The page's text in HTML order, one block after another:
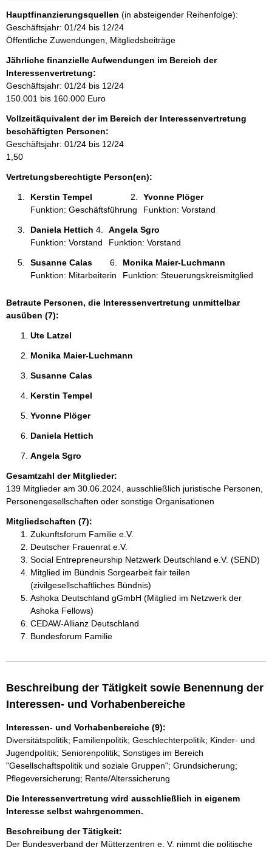
t
i
n
f
o
r
m
t
i
o
n
e
Hauptfinanzierungsquellen (in absteigender Reihenfolge):
Geschäftsjahr: 01/24 bis 12/24
Öffentliche Zuwendungen, Mitgliedsbeiträge
Jährliche finanzielle Aufwendungen im Bereich der
Interessenvertretung:
Geschäftsjahr: 01/24 bis 12/24
150.001 bis 160.000 Euro
Vollzeitäquivalent der im Bereich der Interessenvertretung
beschäftigten Personen:
Geschäftsjahr: 01/24 bis 12/24
1,50
Vertretungsberechtigte Person(en):
Kerstin Tempel
Funktion: Geschäftsführung
Yvonne Plöger
Funktion: Vorstand
Daniela Hettich
Funktion: Vorstand
Angela Sgro
Funktion: Vorstand
Susanne Calas
Funktion: Mitarbeiterin
Monika Maier-Luchmann
Funktion: Steuerungskreismitglied
Betraute Personen, die Interessenvertretung unmittelbar
ausüben (7):
Ute Latzel
Monika Maier-Luchmann
Susanne Calas
Kerstin Tempel
Yvonne Plöger
Daniela Hettich
Angela Sgro
Gesamtzahl der Mitglieder:
139 Mitglieder am 30.06.2024, ausschließlich juristische Personen,
Personengesellschaften oder sonstige Organisationen
Mitgliedschaften (7):
Zukunftsforum Familie e.V.
Deutscher Frauenrat e.V.
Social Entrepreneurship Netzwerk Deutschland e.V. (SEND)
Mitglied im Bündnis Sorgearbeit fair teilen
(zivilgesellschaftliches Bündnis)
Ashoka Deutschland gGmbH (Mitglied im Netzwerk der
Ashoka Fellows)
CEDAW-Allianz Deutschland
Bundesforum Familie
Beschreibung der Tätigkeit sowie Benennung der
Interessen- und Vorhabenbereiche
Interessen- und Vorhabenbereiche (9):
Diversitätspolitik; Familienpolitik; Geschlechterpolitik; Kinder- und
Jugendpolitik; Seniorenpolitik; Sonstiges im Bereich
"Gesellschaftspolitik und soziale Gruppen"; Grundsicherung;
Pflegeversicherung; Rente/Alterssicherung
Die Interessenvertretung wird ausschließlich in eigenem
Interesse selbst wahrgenommen.
Beschreibung der Tätigkeit:
Der Bundesverband der Mütterzentren e. V. nimmt die politische